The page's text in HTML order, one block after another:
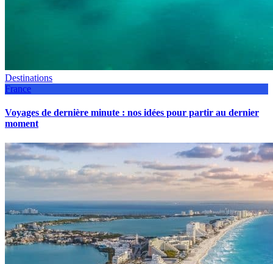
Destinations
France
Voyages de dernière minute : nos idées pour partir au dernier
moment